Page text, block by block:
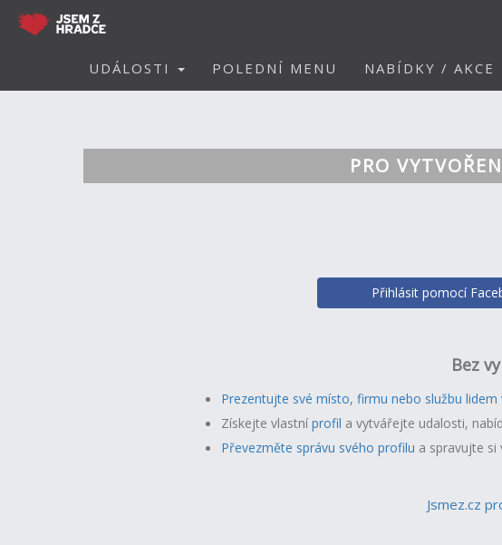
UDÁLOSTI POLEDNÍ MENU NABÍDKY / AKCE
PRO
Přihlásit pomocí
Bez
Prezentujte své místo, firmu nebo službu lidem
Získejte vlastní profil a vytvářejte udalosti,
Převezměte správu svého profilu a spravujte si
Jsmez.cz